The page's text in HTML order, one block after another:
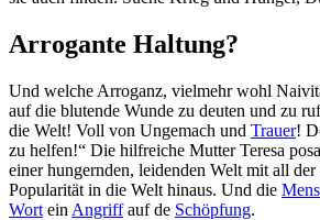
Arrogante Haltung?
Und welche Arroganz, vielmehr wohl
auf die blutende Wunde zu deuten und zu
die Welt! Voll von Ungemach und Trauer!
zu helfen!“ Die hilfreiche Mutter Teresa
einer hungernden, leidenden Welt mit all der
Popularität in die Welt hinaus. Und die
Wort ein Angriffauf de Schöpfung.